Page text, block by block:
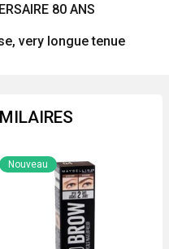
80 ANS
very longue tenue
Nouveau